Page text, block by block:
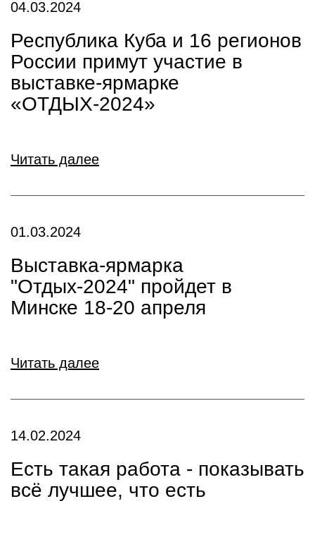
04.03.2024
Республика Куба и 16 регионов
России примут участие в
выставке-ярмарке
«ОТДЫХ-2024»
Читать далее
01.03.2024
Выставка-ярмарка
"Отдых-2024" пройдет в
Минске 18-20 апреля
Читать далее
14.02.2024
Есть такая работа - показывать
всё лучшее, что есть